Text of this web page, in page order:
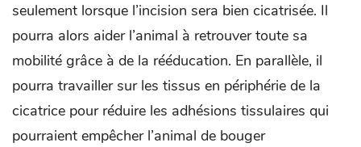
seulement lorsque l’incision sera bien cicatrisée. Il
pourra alors aider l’animal à retrouver toute sa
mobilité grâce à de la rééducation. En parallèle, il
pourra travailler sur les tissus en périphérie de la
cicatrice pour réduire les adhésions tissulaires qui
pourraient empêcher l’animal de bouger